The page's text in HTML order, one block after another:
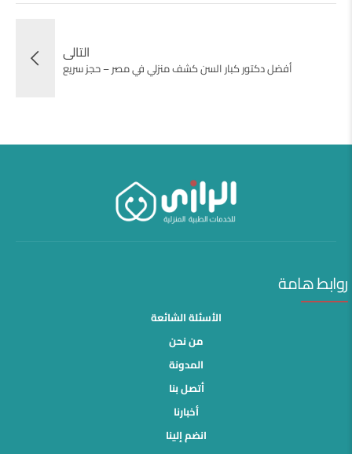
التالى
أفضل دكتور كبار السن كشف منزلي في مصر – حجز سريع
روابط هامة
الأسئلة الشائعة
من نحن
المدونة
أتصل بنا
أخبارنا
انضم إلينا